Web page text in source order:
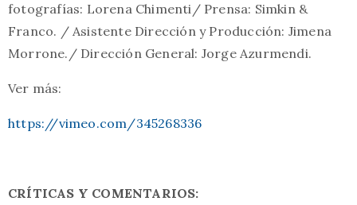
fotografías: Lorena Chimenti/ Prensa: Simkin &
Franco. / Asistente Dirección y Producción: Jimena
Morrone./ Dirección General: Jorge Azurmendi.
Ver más:
https://vimeo.com/345268336
CRÍTICAS Y COMENTARIOS: